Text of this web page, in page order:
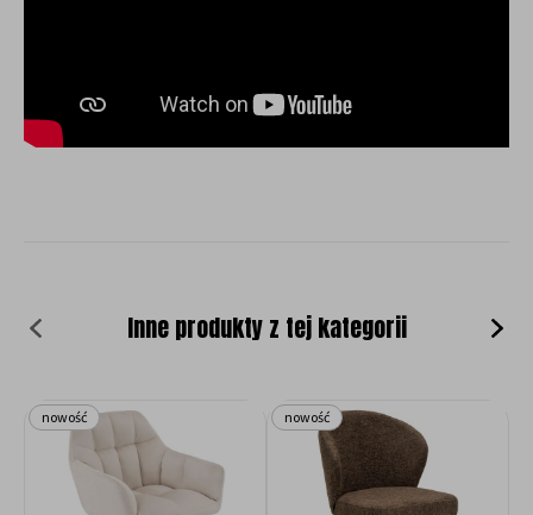
Inne produkty z tej kategorii
nowość nowość